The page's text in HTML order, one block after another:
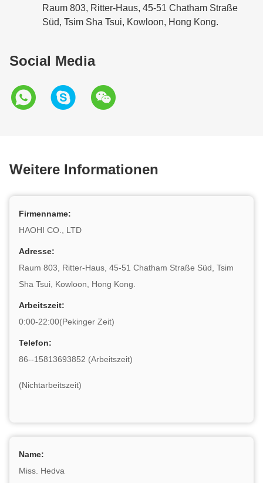
Raum 803, Ritter-Haus, 45-51 Chatham Straße
Süd, Tsim Sha Tsui, Kowloon, Hong Kong.
Social Media
Weitere Informationen
Firmenname:
HAOHI CO., LTD
Adresse:
Raum 803, Ritter-Haus, 45-51 Chatham Straße Süd, Tsim
Sha Tsui, Kowloon, Hong Kong.
Arbeitszeit:
0:00-22:00(Pekinger Zeit)
Telefon:
86--15813693852 (Arbeitszeit)
(Nichtarbeitszeit)
Name:
Miss. Hedva